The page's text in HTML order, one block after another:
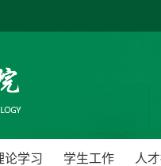
论学习 学生工作 人